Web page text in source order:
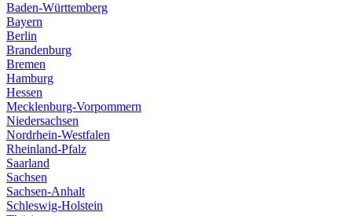
Baden-Württemberg
Bayern
Berlin
Brandenburg
Bremen
Hamburg
Hessen
Mecklenburg-Vorpommern
Niedersachsen
Nordrhein-Westfalen
Rheinland-Pfalz
Saarland
Sachsen
Sachsen-Anhalt
Schleswig-Holstein